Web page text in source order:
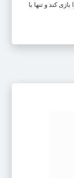
کند و تنها با